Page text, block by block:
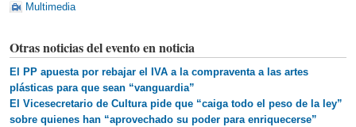
Multimedia
Otras noticias del evento en noticia
El PP apuesta por rebajar el IVA a la compraventa a las artes
plásticas para que sean “vanguardia”
El Vicesecretario de Cultura pide que “caiga todo el peso de la ley”
sobre quienes han “aprovechado su poder para enriquecerse”